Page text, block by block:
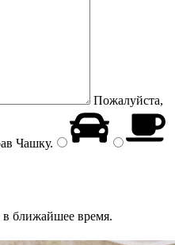
Пожалуйста,
Чашку.
ближайшее время.